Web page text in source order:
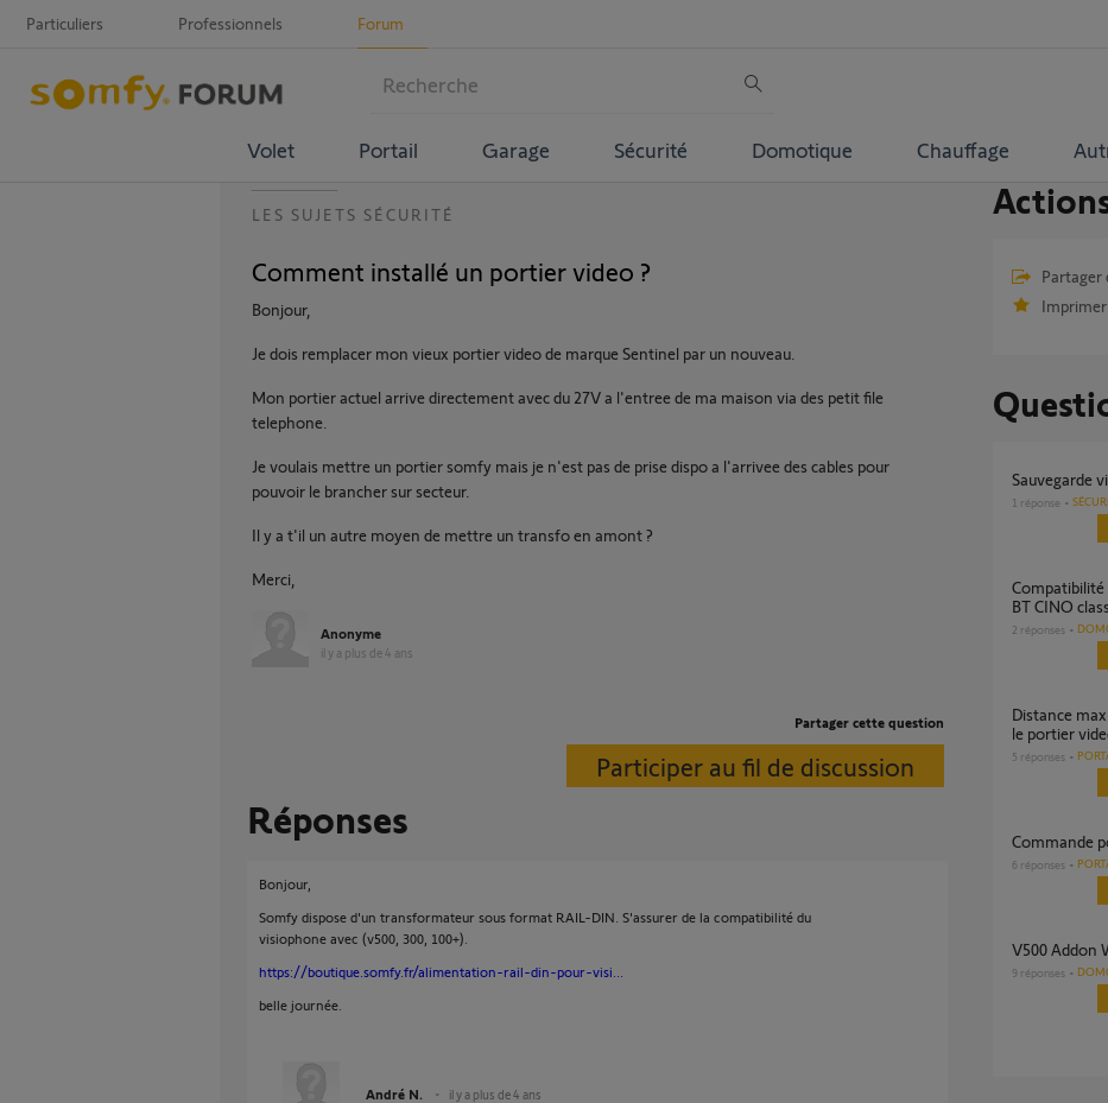
Particuliers Professionnels Forum
Volet Portail Garage Sécurité Domotique Chauffage
LES SUJETS SÉCURITÉ
Comment installé un portier video ?
Bonjour,
Je dois remplacer mon vieux portier video de marque Sentinel par un nouveau.
Mon portier actuel arrive directement avec du 27V a l'entree de ma maison via des petit file
telephone.
Je voulais mettre un portier somfy mais je n'est pas de prise dispo a l'arrivee des cables pour
pouvoir le brancher sur secteur.
Il y a t'il un autre moyen de mettre un transfo en amont ?
Merci,
Anonyme
il y a plus de 4 ans
Partager cette question
Participer au fil de discussion
Réponses
Bonjour,
Somfy dispose d'un transformateur sous format RAIL-DIN. S'assurer de la compatibilité du
visiophone avec (v500, 300, 100+).
https://boutique.somfy.fr/alimentation-rail-din-pour-visi...
belle journée.
André N. il y a plus de 4 ans
Partager
Imprimer
Sauvegarde
1 réponse
Compatibilité nouveau portier vidéo Legrand
BT CINO
2 réponses
Distance max entre le tranfo PS-1820 18V et
le portier
5 réponses
Commande
6 réponses
V500
9 réponses